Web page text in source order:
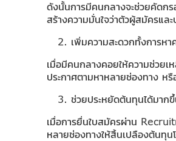
ดังนั้นการมีคนกลางจะช่วยคัดกร
สร้างความมั่นใจว่าตัวผู้สมัครแล
เพิ่มความสะดวกทั้งการหา
เมื่อมีคนกลางคอยให้ความช่วย
ประกาศตามหาหลายช่องทาง ห
ช่วยประหยัดต้นทุนได้มาก
เมื่อการยื่นใบสมัครผ่าน
หลายช่องทางให้สิ้นเปลืองต้นทุน